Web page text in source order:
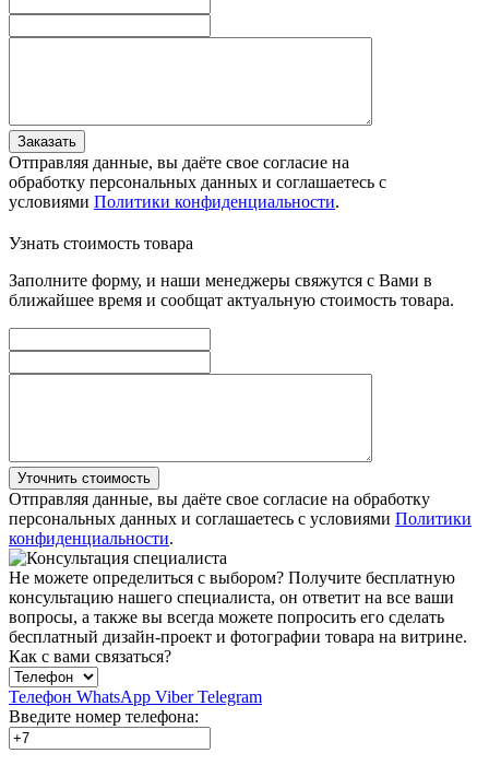
Заказать
Отправляя данные, вы даёте свое согласие на
обработку персональных данных и соглашаетесь с
условиями Политики конфиденциальности.
Узнать стоимость товара
Заполните форму, и наши менеджеры свяжутся с Вами в
ближайшее время и сообщат актуальную стоимость товара.
Уточнить стоимость
Отправляя данные, вы даёте свое согласие на обработку
персональных данных и соглашаетесь с условиями Политики
конфиденциальности.
Не можете определиться с выбором? Получите бесплатную
консультацию нашего специалиста, он ответит на все ваши
вопросы, а также вы всегда можете попросить его сделать
бесплатный дизайн-проект и фотографии товара на витрине.
Как с вами связаться?
Телефон WhatsApp ViberTelegram
Введите номер телефона: